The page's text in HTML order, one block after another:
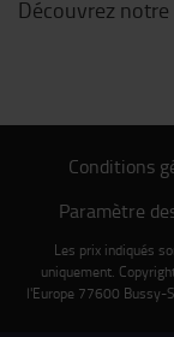
Découvrez
Conditions
Paramètre
Les prix indiqués
uniquement.
l'Europe 77600 Bussy-